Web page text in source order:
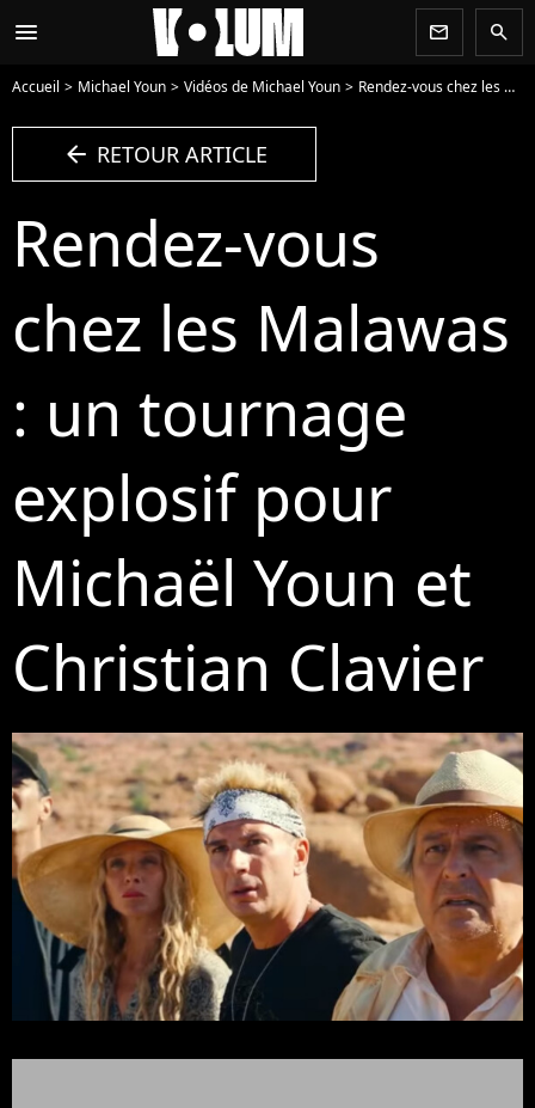
menu newsletter search
Accueil Michael Youn Vidéos de Michael Youn Rendez-vous chez les Malawas : un tournage explosif pour Michaël Youn et Christian Clavier - Vidéo
arrow_left RETOUR ARTICLE
Rendez-vous
chez les Malawas
: un tournage
explosif pour
Michaël Youn et
Christian Clavier